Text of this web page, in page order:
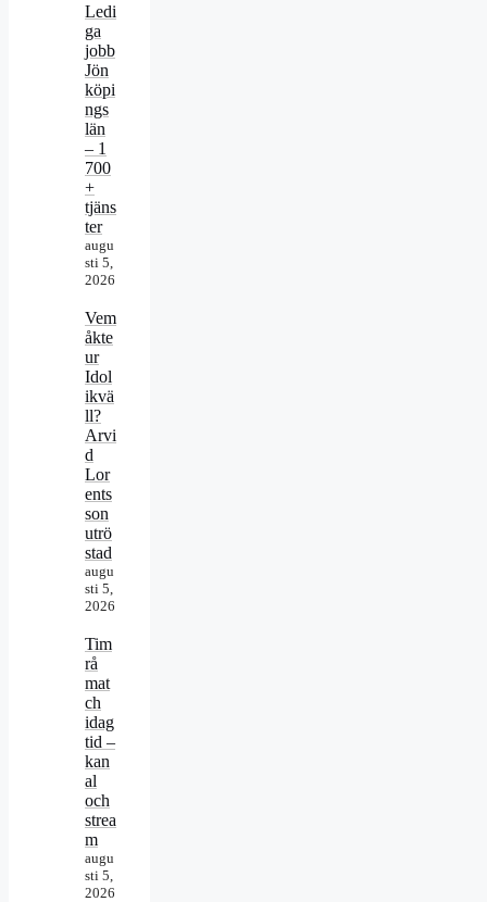
Ledi
ga
jobb
Jön
köpi
ngs
län
– 1
700
+
tjäns
ter
augu
sti 5,
2026
Vem
åkte
ur
Idol
ikvä
ll?
Arvi
d
Lor
ents
son
utrö
stad
augu
sti 5,
2026
Tim
rå
mat
ch
idag
tid –
kan
al
och
strea
m
augu
sti 5,
2026